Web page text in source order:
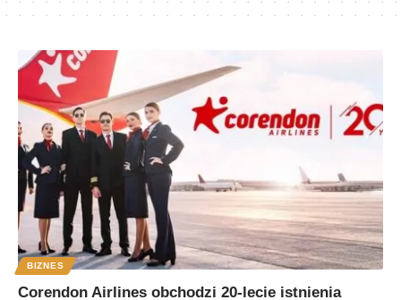
BIZNES
Corendon Airlines obchodzi 20-lecie istnienia